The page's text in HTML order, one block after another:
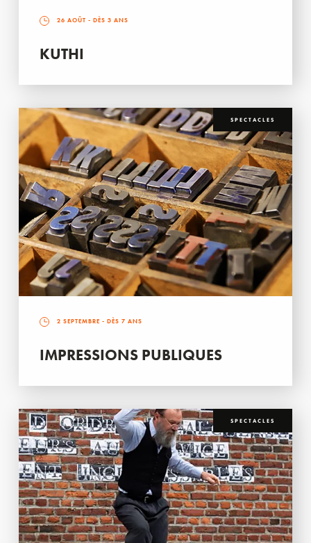
26 AOÛT - DÈS 3 ANS
KUTHI
SPECTACLES
2 SEPTEMBRE - DÈS 7 ANS
IMPRESSIONS PUBLIQUES
SPECTACLES